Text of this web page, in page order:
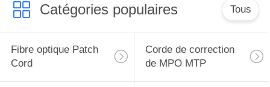
Catégories populaires Tous
Fibre optique Patch
Cord
Corde de correction
de MPO MTP